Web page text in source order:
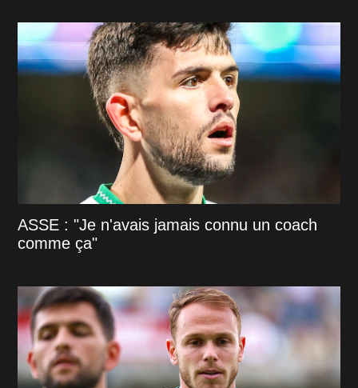
ASSE : "Je n'avais jamais connu un coach
comme ça"